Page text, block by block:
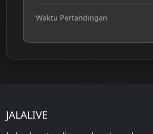
Waktu Pertandingan
JALALIVE